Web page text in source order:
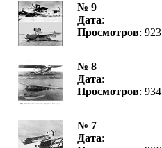
№ 9
Дата:
Просмотров: 923
№ 8
Дата:
Просмотров: 934
№ 7
Дата: